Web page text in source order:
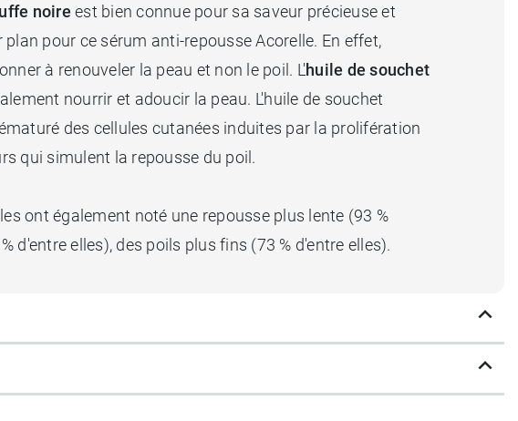
noire est bien connue pour sa saveur précieuse et
pour ce sérum anti-repousse Acorelle. En effet,
à renouveler la peau et non le poil. L'huile de souchet
nourrir et adoucir la peau. L'huile de souchet
des cellules cutanées induites par la prolifération
qui simulent la repousse du poil.
ont également noté une repousse plus lente (93 %
d'entre elles), des poils plus fins (73 % d'entre elles).
des zones ciblées du corps et du visage (aisselles,
l'application.